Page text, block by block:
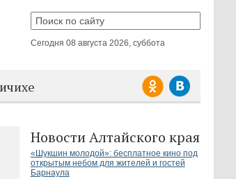
Сегодня 08 августа 2026, суббота
Новости Алтайского края
«Шукшин молодой»: бесплатное кино под
открытым небом для жителей и гостей
Барнаула